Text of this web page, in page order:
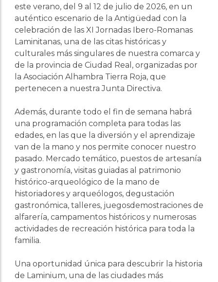
este verano, del 9 al 12 de julio de 2026, en un
auténtico escenario de la Antigüedad con la
celebración de las XI Jornadas Ibero-Romanas
Laminitanas, una de las citas históricas y
culturales más singulares de nuestra comarca y
de la provincia de Ciudad Real, organizadas por
la Asociación Alhambra Tierra Roja, que
pertenecen a nuestra Junta Directiva.
Además, durante todo el fin de semana habrá
una programación completa para todas las
edades, en las que la diversión y el aprendizaje
van de la mano y nos permite conocer nuestro
pasado. Mercado temático, puestos de artesanía
y gastronomía, visitas guiadas al patrimonio
histórico-arqueológico de la mano de
historiadores y arqueólogos, degustación
gastronómica, talleres, juegosdemostraciones de
alfarería, campamentos históricos y numerosas
actividades de recreación histórica para toda la
familia.
Una oportunidad única para descubrir la historia
de Laminium, una de las ciudades más